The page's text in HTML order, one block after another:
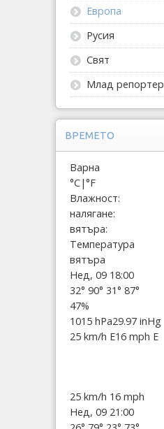
Европа
Русия
Свят
Млад репортер
ВРЕМЕТО
Варна
°C|°F
Влажност:
налягане:
вятъра:
Температура
вятъра
Нед, 09 18:00
32° 90° 31° 87°
47%
1015 hPa29.97 inHg
25 km/h E16 mph E
25 km/h 16 mph
Нед, 09 21:00